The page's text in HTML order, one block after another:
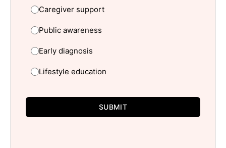
Caregiver support
Public awareness
Early diagnosis
Lifestyle education
SUBMIT